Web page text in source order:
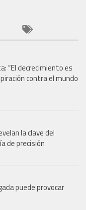
“El decrecimiento es
contra el mundo
la clave del
de precisión
puede provocar